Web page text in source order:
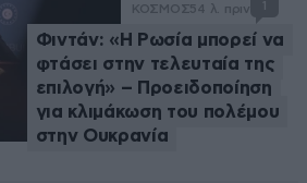
ΚΟΣΜΟΣ54 λ. πριν
Φιντάν: «Η Ρωσία μπορεί να
φτάσει στην τελευταία της
επιλογή» – Προειδοποίηση
για κλιμάκωση του πολέμου
στην Ουκρανία